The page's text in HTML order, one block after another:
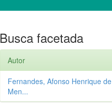
Busca facetada
Autor
Fernandes, Afonso Henrique de
Men...